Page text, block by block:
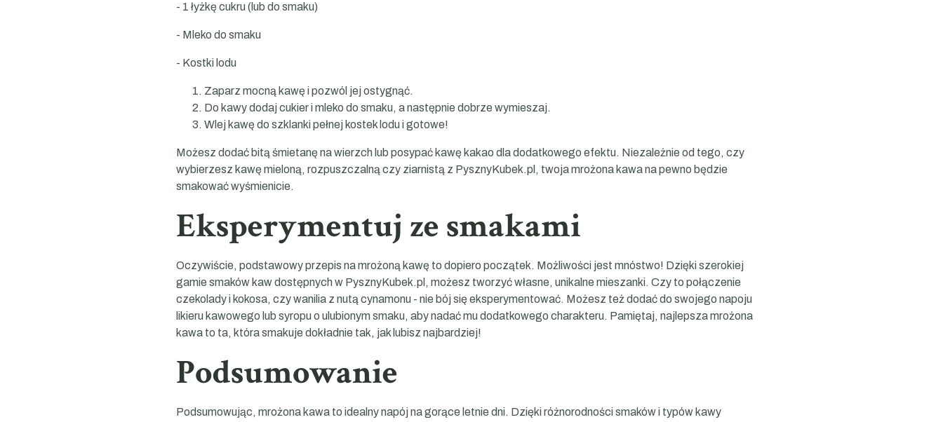
- 1 łyżkę cukru (lub do smaku)
- Mleko do smaku
- Kostki lodu
Zaparz mocną kawę i pozwól jej ostygnąć.
Do kawy dodaj cukier i mleko do smaku, a następnie dobrze wymieszaj.
Wlej kawę do szklanki pełnej kostek lodu i gotowe!
Możesz dodać bitą śmietanę na wierzch lub posypać kawę kakao dla dodatkowego efektu. Niezależnie od tego, czy
wybierzesz kawę mieloną, rozpuszczalną czy ziarnistą z PysznyKubek.pl, twoja mrożona kawa na pewno będzie
smakować wyśmienicie.
Eksperymentuj ze smakami
Oczywiście, podstawowy przepis na mrożoną kawę to dopiero początek. Możliwości jest mnóstwo! Dzięki szerokiej
gamie smaków kaw dostępnych w PysznyKubek.pl, możesz tworzyć własne, unikalne mieszanki. Czy to połączenie
czekolady i kokosa, czy wanilia z nutą cynamonu - nie bój się eksperymentować. Możesz też dodać do swojego napoju
likieru kawowego lub syropu o ulubionym smaku, aby nadać mu dodatkowego charakteru. Pamiętaj, najlepsza mrożona
kawa to ta, która smakuje dokładnie tak, jak lubisz najbardziej!
Podsumowanie
Podsumowując, mrożona kawa to idealny napój na gorące letnie dni. Dzięki różnorodności smaków i typów kawy